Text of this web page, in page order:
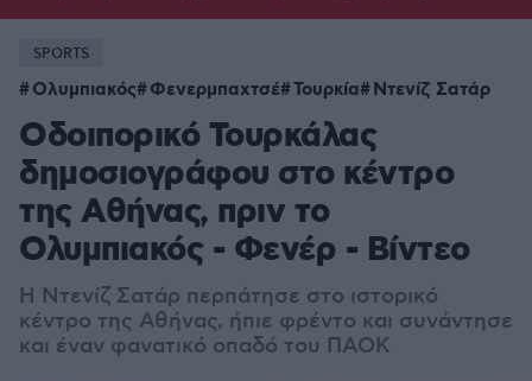
SPORTS
Ολυμπιακός Φενερμπαχτσέ Τουρκία Ντενίζ Σατάρ
Οδοιπορικό Τουρκάλας
δημοσιογράφου στο κέντρο
της Αθήνας, πριν το
Ολυμπιακός - Φενέρ - Βίντεο
Η Ντενίζ Σατάρ περπάτησε στο ιστορικό
κέντρο της Αθήνας, ήπιε φρέντο και συνάντησε
και έναν φανατικό οπαδό του ΠΑΟΚ